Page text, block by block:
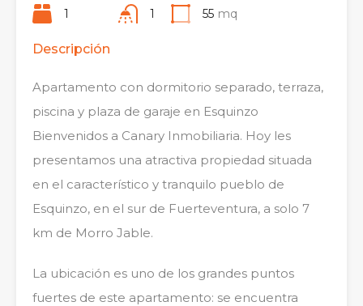
1 1 55 mq
Descripción
Apartamento con dormitorio separado, terraza,
piscina y plaza de garaje en Esquinzo
Bienvenidos a Canary Inmobiliaria. Hoy les
presentamos una atractiva propiedad situada
en el característico y tranquilo pueblo de
Esquinzo, en el sur de Fuerteventura, a solo 7
km de Morro Jable.
La ubicación es uno de los grandes puntos
fuertes de este apartamento: se encuentra